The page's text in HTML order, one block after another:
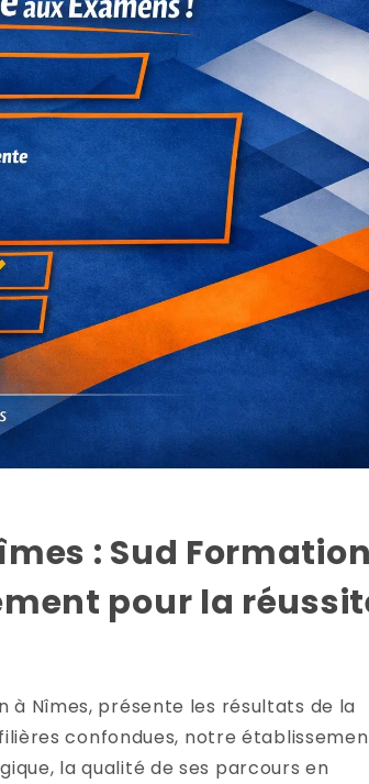
: Sud Formation
pour la
à Nîmes, présente les résultats de la
confondues, notre
la qualité de ses parcours en